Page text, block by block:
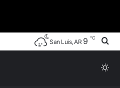
San Luis, AR 9 ℃